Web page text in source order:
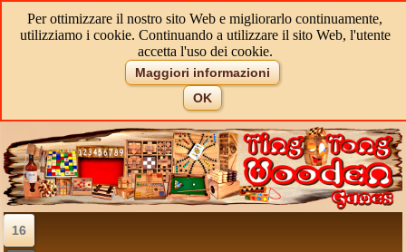
Per ottimizzare il nostro sito Web e migliorarlo continuamente,
utilizziamo i cookie. Continuando a utilizzare il sito Web, l'utente
accetta l'uso dei cookie.
Maggiori informazioni
OK
16